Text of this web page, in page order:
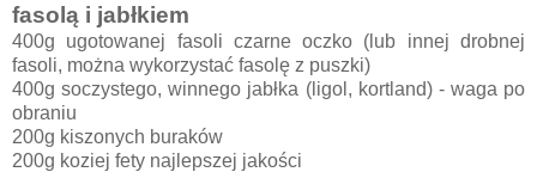
fasolą i jabłkiem
400g ugotowanej fasoli czarne oczko (lub innej drobnej
fasoli, można wykorzystać fasolę z puszki)
400g soczystego, winnego jabłka (ligol, kortland) - waga po
obraniu
200g kiszonych buraków
200g koziej fety najlepszej jakości